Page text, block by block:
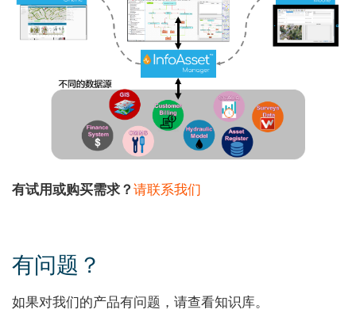
有试用或购买需求？ 请联系我们
有问题？
如果对我们的产品有问题，请查看知识库。